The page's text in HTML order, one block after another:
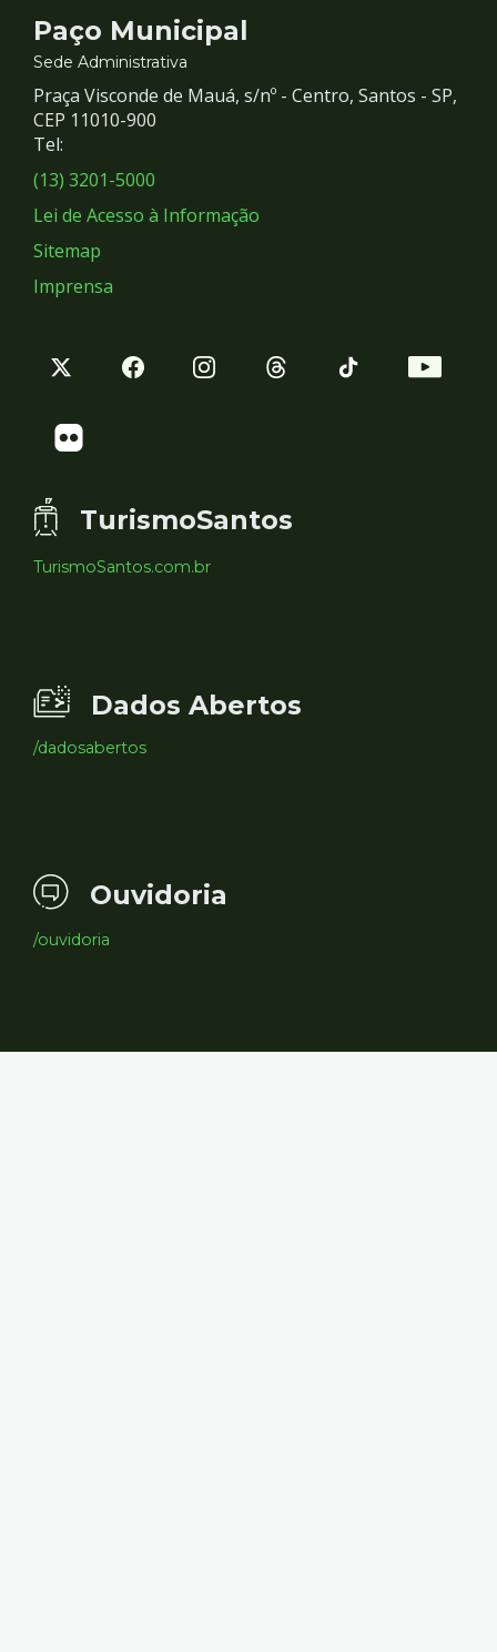
Contato
e
Redes
Sociais
Paço Municipal
Sede Administrativa
Praça Visconde de Mauá, s/nº - Centro, Santos - SP,
CEP 11010-900
Tel:
(13) 3201-5000
Lei de Acesso à Informação
Sitemap
Imprensa
TurismoSantos
TurismoSantos.com.br
Dados Abertos
/dadosabertos
Ouvidoria
/ouvidoria